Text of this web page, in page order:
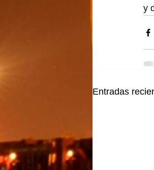
y
Entradas